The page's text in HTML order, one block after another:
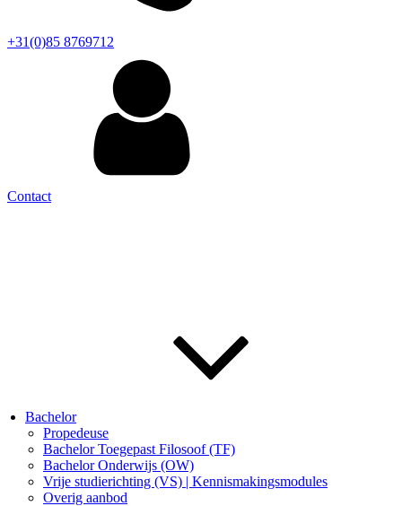
+31(0)85 8769712
Contact
Bachelor
Propedeuse
Bachelor Toegepast Filosoof (TF)
Bachelor Onderwijs (OW)
Vrije studierichting (VS) | Kennismakingsmodules
Overig aanbod